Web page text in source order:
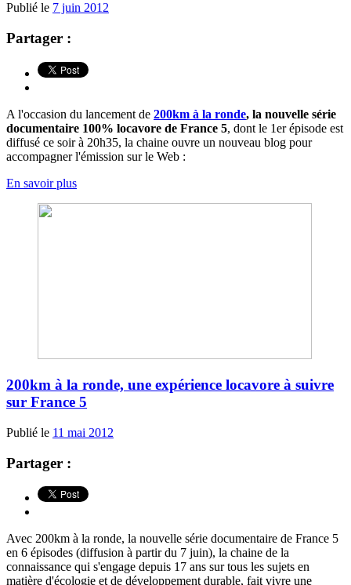
Publié le 7 juin 2012
Partager :
A l'occasion du lancement de 200km à la ronde, la nouvelle série
documentaire 100% locavore de France 5, dont le 1er épisode est
diffusé ce soir à 20h35, la chaine ouvre un nouveau blog pour
accompagner l'émission sur le Web :
En savoir plus
200km à la ronde, une expérience locavore à suivre
sur France 5
Publié le 11 mai 2012
Partager :
Avec 200km à la ronde, la nouvelle série documentaire de France 5
en 6 épisodes (diffusion à partir du 7 juin), la chaine de la
connaissance qui s'engage depuis 17 ans sur tous les sujets en
matière d'écologie et de développement durable, fait vivre une